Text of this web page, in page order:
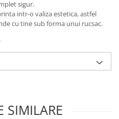
sigur.
intr-o valiza estetica, astfel
cu tine sub forma unui rucsac.
SIMILARE